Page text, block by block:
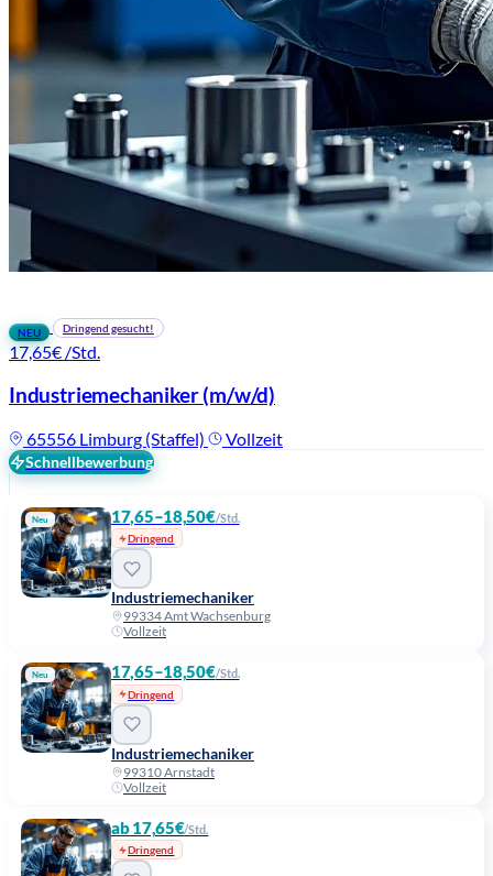
NEU Dringend gesucht!
17,65€ /Std.
Industriemechaniker(m/w/d)
65556 Limburg (Staffel) Vollzeit
Schnellbewerbung
Neu 17,65–18,50€/Std.
Dringend
Industriemechaniker
99334 Amt Wachsenburg
Vollzeit
Neu 17,65–18,50€/Std.
Dringend
Industriemechaniker
99310 Arnstadt
Vollzeit
ab 17,65€/Std.
Dringend